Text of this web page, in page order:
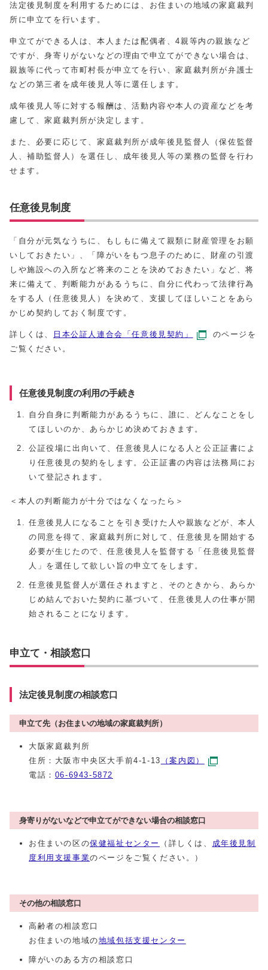
法定後見制度を利用するためには、お住まいの地域の家庭裁判
所に申立てを行います。
申立てができる人は、本人または配偶者、4親等内の親族など
ですが、身寄りがないなどの理由で申立てができない場合は、
親族等に代って市町村長が申立てを行い、家庭裁判所が弁護士
などの第三者を成年後見人等に選任します。
成年後見人等に対する報酬は、活動内容や本人の資産などを考
慮して、家庭裁判所が決定します。
また、必要に応じて、家庭裁判所が成年後見監督人（保佐監督
人、補助監督人）を選任し、成年後見人等の業務の監督を行わ
せます。
任意後見制度
「自分が元気なうちに、もしもに備えて親類に財産管理をお願
いしておきたい」、「障がいをもつ息子のために、財産の引渡
しや施設への入所など将来のことを決めておきたい」など、将
来に備えて、判断能力があるうちに、自分に代わって法律行為
をする人（任意後見人）を決めて、支援してほしいことをあら
かじめ契約しておく制度です。
詳しくは、 日本公証人連合会「任意後見契約」
のページを
ご覧ください。
任意後見制度の利用の手続き
自分自身に判断能力があるうちに、誰に、どんなことをし
てほしいのか、あらかじめ決めておきます。
公証役場に出向いて、任意後見人になる人と公正証書によ
り任意後見の契約をします。公正証書の内容は法務局にお
いて登記されます。
＜本人の判断能力が十分ではなくなったら＞
任意後見人になることを引き受けた人や親族などが、本人
の同意を得て、家庭裁判所に対して、任意後見を開始する
必要が生じたので、任意後見人を監督する「任意後見監督
人」を選任して欲しい旨の申立てをします。
任意後見監督人が選任されますと、そのときから、あらか
じめ結んでおいた契約に基づいて、任意後見人の仕事が開
始されることになります。
申立て・相談窓口
法定後見制度の相談窓口
申立て先（お住まいの地域の家庭裁判所）
大阪家庭裁判所
住所：大阪市中央区大手前4-1-13
（案内図）
電話： 06-6943-5872
身寄りがないなどで申立てができない場合の相談窓口
お住まいの区の保健福祉センター （詳しくは、 成年後見制
度利用支援事業のページをご覧ください。）
その他の相談窓口
高齢者の相談窓口
お住まいの地域の地域包括支援センター
障がいのある方の相談窓口